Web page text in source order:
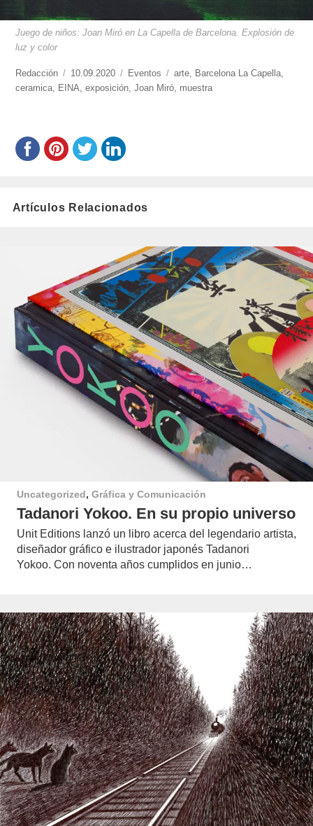
Juego de niños: Joan Miró en La Capella de Barcelona. Explosión de
luz y color
https://www.experimenta.es/author/redaccion/
Redacción
Publicado
el
10.09.2020 Categorías
Eventos Etiquetas
arte Barcelona La Capella
ceramica
EINA ,exposición ,Joan Miró muestra
Artículos Relacionados
Uncategorized, Gráfica y Comunicación
Tadanori Yokoo. En su propio universo
Unit Editions lanzó un libro acerca del legendario artista,
diseñador gráfico e ilustrador japonés Tadanori
Yokoo. Con noventa años cumplidos en junio…